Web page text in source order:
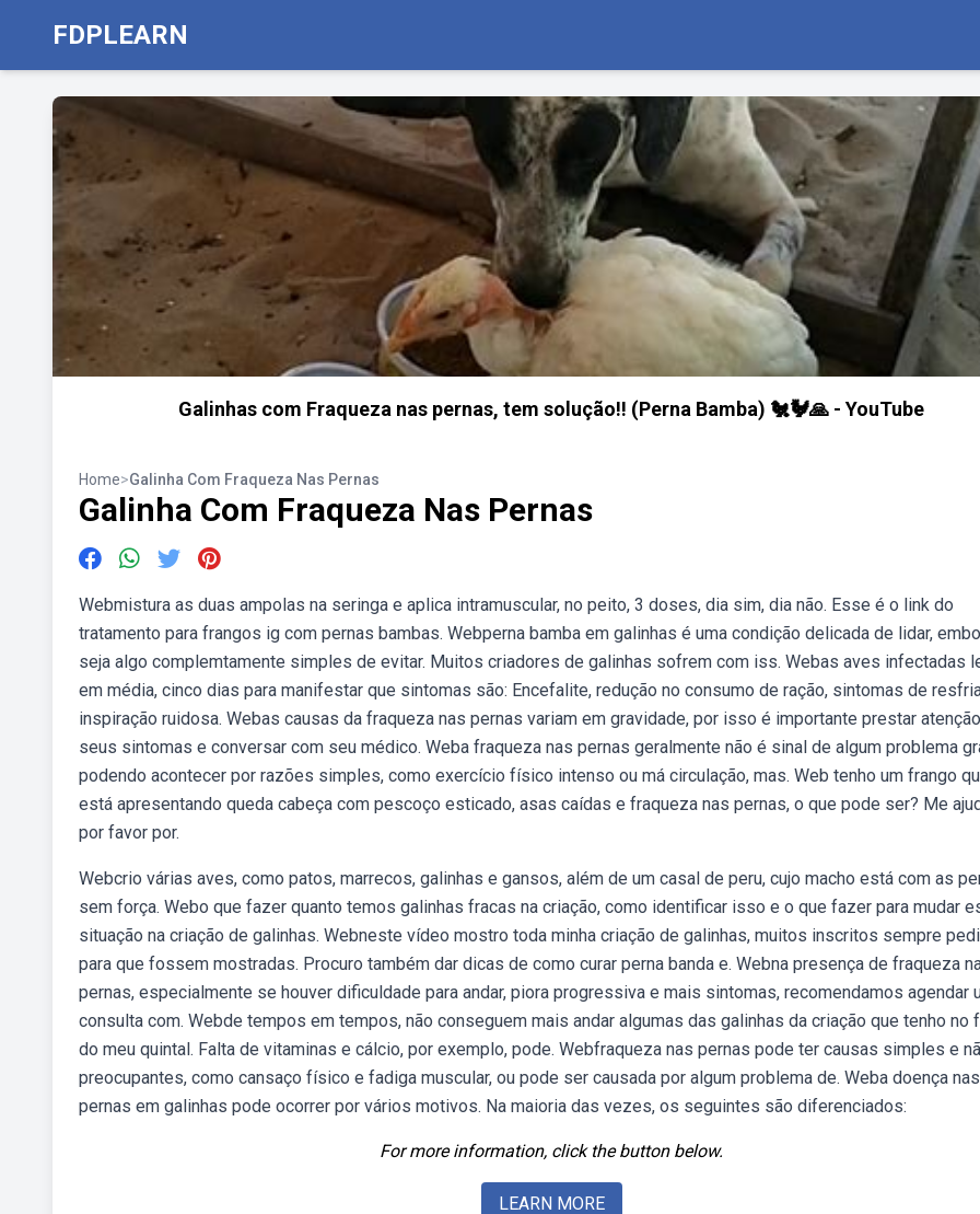
FDPLEARN
Galinhas com Fraqueza nas pernas, tem solução!! (Perna Bamba) 🐔🐓🙏 - YouTube
Home>Galinha Com Fraqueza Nas Pernas
Galinha Com Fraqueza Nas Pernas
Webmistura as duas ampolas na seringa e aplica intramuscular, no peito, 3 doses, dia sim, dia não. Esse é o link do
tratamento para frangos ig com pernas bambas. Webperna bamba em galinhas é uma condição delicada de lidar,
seja algo complemtamente simples de evitar. Muitos criadores de galinhas sofrem com iss. Webas aves infectadas
em média, cinco dias para manifestar que sintomas são: Encefalite, redução no consumo de ração, sintomas de
inspiração ruidosa. Webas causas da fraqueza nas pernas variam em gravidade, por isso é importante prestar
seus sintomas e conversar com seu médico. Weba fraqueza nas pernas geralmente não é sinal de algum problema
podendo acontecer por razões simples, como exercício físico intenso ou má circulação, mas. Web tenho um frango
está apresentando queda cabeça com pescoço esticado, asas caídas e fraqueza nas pernas, o que pode ser? Me
por favor por.
Webcrio várias aves, como patos, marrecos, galinhas e gansos, além de um casal de peru, cujo macho está com as
sem força. Webo que fazer quanto temos galinhas fracas na criação, como identificar isso e o que fazer para mudar
situação na criação de galinhas. Webneste vídeo mostro toda minha criação de galinhas, muitos inscritos sempre
para que fossem mostradas. Procuro também dar dicas de como curar perna banda e. Webna presença de fraqueza
pernas, especialmente se houver dificuldade para andar, piora progressiva e mais sintomas, recomendamos agendar
consulta com. Webde tempos em tempos, não conseguem mais andar algumas das galinhas da criação que tenho no
do meu quintal. Falta de vitaminas e cálcio, por exemplo, pode. Webfraqueza nas pernas pode ter causas simples e
preocupantes, como cansaço físico e fadiga muscular, ou pode ser causada por algum problema de. Weba doença nas
pernas em galinhas pode ocorrer por vários motivos. Na maioria das vezes, os seguintes são diferenciados:
For more information, click the button below.
LEARN MORE